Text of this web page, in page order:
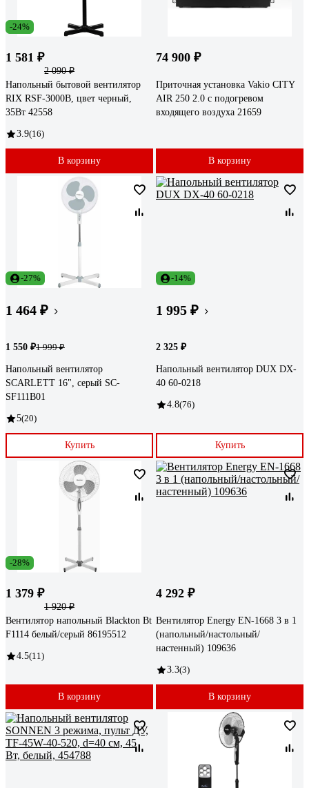
-24%
1 581 ₽
2 090 ₽
Напольный бытовой вентилятор
RIX RSF-3000B, цвет черный,
35Вт 42558
3.9(16)
В корзину
74 900 ₽
Приточная установка Vakio CITY
AIR 250 2.0 с подогревом
входящего воздуха 21659
В корзину
-27%
1 464 ₽
1 550 ₽1 999 ₽
Напольный вентилятор
SCARLETT 16", cерый SC-
SF111B01
5(20)
Купить
-14%
1 995 ₽
2 325 ₽
Напольный вентилятор DUX DX-
40 60-0218
4.8(76)
Купить
-28%
1 379 ₽
1 920 ₽
Вентилятор напольный Blackton Bt
F1114 белый/серый 86195512
4.5(11)
В корзину
4 292 ₽
Вентилятор Energy EN-1668 3 в 1
(напольный/настольный/
настенный) 109636
3.3(3)
В корзину